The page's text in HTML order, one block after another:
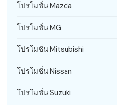
โปรโมชั่น Mazda
โปรโมชั่น MG
โปรโมชั่น Mitsubishi
โปรโมชั่น Nissan
โปรโมชั่น Suzuki